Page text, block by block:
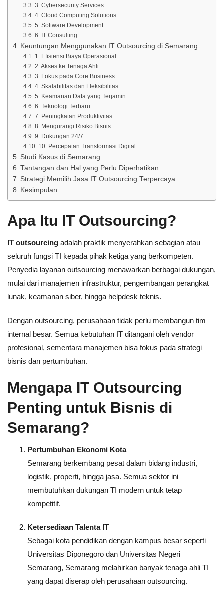
3. Cybersecurity Services
4. Cloud Computing Solutions
5. Software Development
6. IT Consulting
Keuntungan Menggunakan IT Outsourcing di Semarang
1. Efisiensi Biaya Operasional
2. Akses ke Tenaga Ahli
3. Fokus pada Core Business
4. Skalabilitas dan Fleksibilitas
5. Keamanan Data yang Terjamin
6. Teknologi Terbaru
7. Peningkatan Produktivitas
8. Mengurangi Risiko Bisnis
9. Dukungan 24/7
10. Percepatan Transformasi Digital
Studi Kasus di Semarang
Tantangan dan Hal yang Perlu Diperhatikan
Strategi Memilih Jasa IT Outsourcing Terpercaya
Kesimpulan
Apa Itu IT Outsourcing?
IT outsourcing adalah praktik menyerahkan sebagian atau
seluruh fungsi TI kepada pihak ketiga yang berkompeten.
Penyedia layanan outsourcing menawarkan berbagai dukungan,
mulai dari manajemen infrastruktur, pengembangan perangkat
lunak, keamanan siber, hingga helpdesk teknis.
Dengan outsourcing, perusahaan tidak perlu membangun tim
internal besar. Semua kebutuhan IT ditangani oleh vendor
profesional, sementara manajemen bisa fokus pada strategi
bisnis dan pertumbuhan.
Mengapa IT Outsourcing
Penting untuk Bisnis di
Semarang?
Pertumbuhan Ekonomi Kota
Semarang berkembang pesat dalam bidang industri,
logistik, properti, hingga jasa. Semua sektor ini
membutuhkan dukungan TI modern untuk tetap
kompetitif.
Ketersediaan Talenta IT
Sebagai kota pendidikan dengan kampus besar seperti
Universitas Diponegoro dan Universitas Negeri
Semarang, Semarang melahirkan banyak tenaga ahli TI
yang dapat diserap oleh perusahaan outsourcing.